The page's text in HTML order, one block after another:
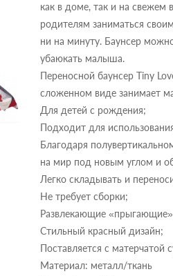
как в доме, так и на свежем
родителям заниматься
ни на минуту. Баунсер
убаюкать малыша.
Переносной баунсер Tiny
сложенном виде занимает
Для детей с рождения;
Подходит для
Благодаря
на мир под новым углом и
Легко складывать и
Не требует сборки;
Развлекающие
Стильный красный дизайн;
Поставляется с матерчатой
Материал: металл/ткань